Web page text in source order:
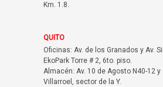
Km. 1.8.
QUITO
Oficinas: Av. de los Granados y Av.
EkoPark Torre # 2, 6to. piso.
Almacén: Av. 10 de Agosto N40-12 y
Villarroel, sector de la Y.